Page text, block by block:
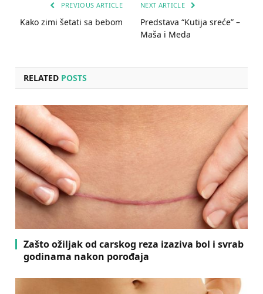
PREVIOUS ARTICLE
Kako zimi šetati sa bebom
NEXT ARTICLE
Predstava “Kutija sreće” –
Maša i Meda
RELATED POSTS
Zašto ožiljak od carskog reza izaziva bol i svrab
godinama nakon porođaja